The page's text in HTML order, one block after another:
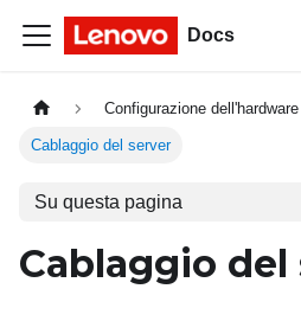
Docs
Configurazione
Cablaggio del server
Su questa pagina
Cablaggio del